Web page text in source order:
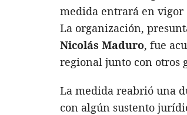
medida entrará en vigor
La organización,
Nicolás Maduro, fue
regional junto con otros
La medida reabrió una
con algún sustento